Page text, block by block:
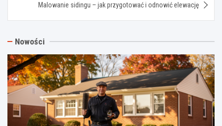
Malowanie sidingu – jak przygotować i odnowić elewację
Nowości